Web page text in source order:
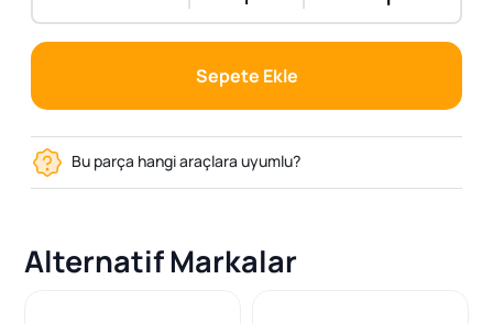
Sepete Ekle
Bu parça hangi araçlara uyumlu?
Alternatif Markalar